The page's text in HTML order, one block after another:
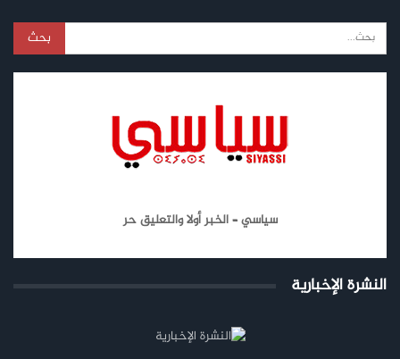
سياسي – الخبر أولا والتعليق حر
النشرة الإخبارية